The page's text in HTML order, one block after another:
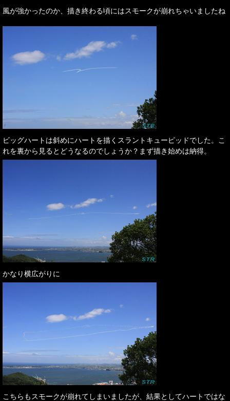
風が強かったのか、描き終わる頃にはスモークが崩れちゃいましたね
ビッグハートは斜めにハートを描くスラントキューピッドでした。こ
れを裏から見るとどうなるのでしょうか？まず描き始めは納得。
かなり横広がりに
こちらもスモークが崩れてしまいましたが、結果としてハートではな